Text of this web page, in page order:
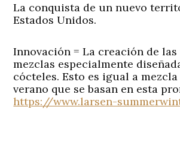
La conquista de un nuevo
Estados Unidos.
Innovación = La creación de
mezclas especialmente
cócteles. Esto es igual a
verano que se basan en esta
https://www.larsen-